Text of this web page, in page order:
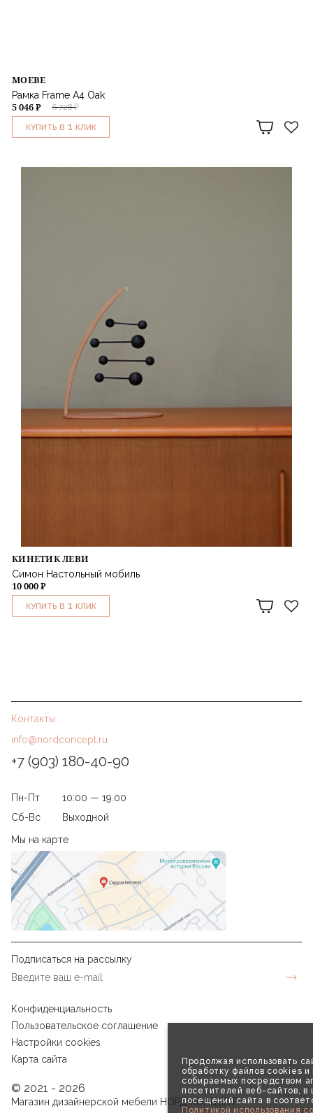
Продолжая использовать
обработку файлов cookies и
собираемых посредством
посетителей веб-сайтов, в
посещений сайта в
Политикой использования
MOEBE
Рамка Frame A4 Oak
6 728 ₽
5 046 ₽
КУПИТЬ В 1 КЛИК
КИНЕТИК ЛЕВИ
Симон Настольный мобиль
10 000 ₽
КУПИТЬ В 1 КЛИК
Контакты
info@nordconcept.ru
+7 (903) 180-40-90
Пн-Пт
10:00 — 19.00
Сб-Вс
Выходной
Мы на карте
Подписаться на рассылку
Конфиденциальность
Пользовательское соглашение
Настройки cookies
Карта сайта
© 2021 - 2026
Магазин дизайнерской мебели НОРД КОНЦЕПТ